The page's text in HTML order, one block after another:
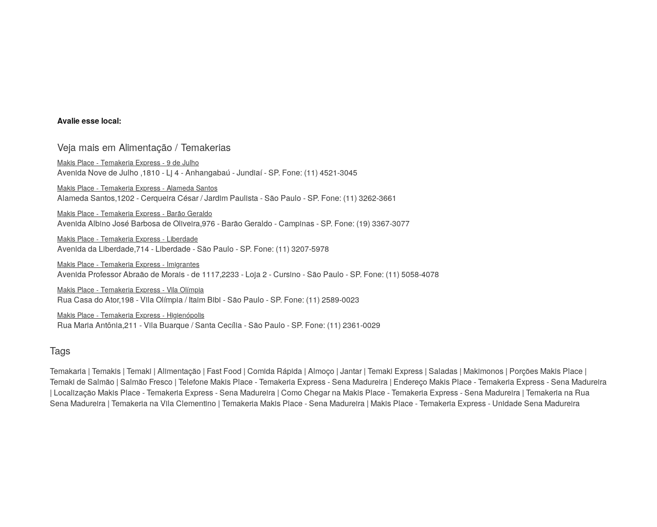
Avalie esse local:
Veja mais em Alimentação / Temakerias
Makis Place - Temakeria Express - 9 de Julho
Avenida Nove de Julho ,1810 - Lj 4 - Anhangabaú - Jundiaí - SP. Fone: (11) 4521-3045
Makis Place - Temakeria Express - Alameda Santos
Alameda Santos,1202 - Cerqueira César / Jardim Paulista - São Paulo - SP. Fone: (11) 3262-3661
Makis Place - Temakeria Express - Barão Geraldo
Avenida Albino José Barbosa de Oliveira,976 - Barão Geraldo - Campinas - SP. Fone: (19) 3367-3077
Makis Place - Temakeria Express - Liberdade
Avenida da Liberdade,714 - Liberdade - São Paulo - SP. Fone: (11) 3207-5978
Makis Place - Temakeria Express - Imigrantes
Avenida Professor Abraão de Morais - de 1117,2233 - Loja 2 - Cursino - São Paulo - SP. Fone: (11) 5058-4078
Makis Place - Temakeria Express - Vila Olímpia
Rua Casa do Ator,198 - Vila Olímpia / Itaim Bibi - São Paulo - SP. Fone: (11) 2589-0023
Makis Place - Temakeria Express - Higienópolis
Rua Maria Antônia,211 - Vila Buarque / Santa Cecília - São Paulo - SP. Fone: (11) 2361-0029
Tags
Temakaria | Temakis | Temaki | Alimentação | Fast Food | Comida Rápida | Almoço | Jantar | Temaki Express | Saladas | Makimonos | Porções Makis Place |
Temaki de Salmão | Salmão Fresco | Telefone Makis Place - Temakeria Express - Sena Madureira | Endereço Makis Place - Temakeria Express - Sena Madureira
| Localização Makis Place - Temakeria Express - Sena Madureira | Como Chegar na Makis Place - Temakeria Express - Sena Madureira | Temakeria na Rua
Sena Madureira | Temakeria na Vila Clementino | Temakeria Makis Place - Sena Madureira | Makis Place - Temakeria Express - Unidade Sena Madureira